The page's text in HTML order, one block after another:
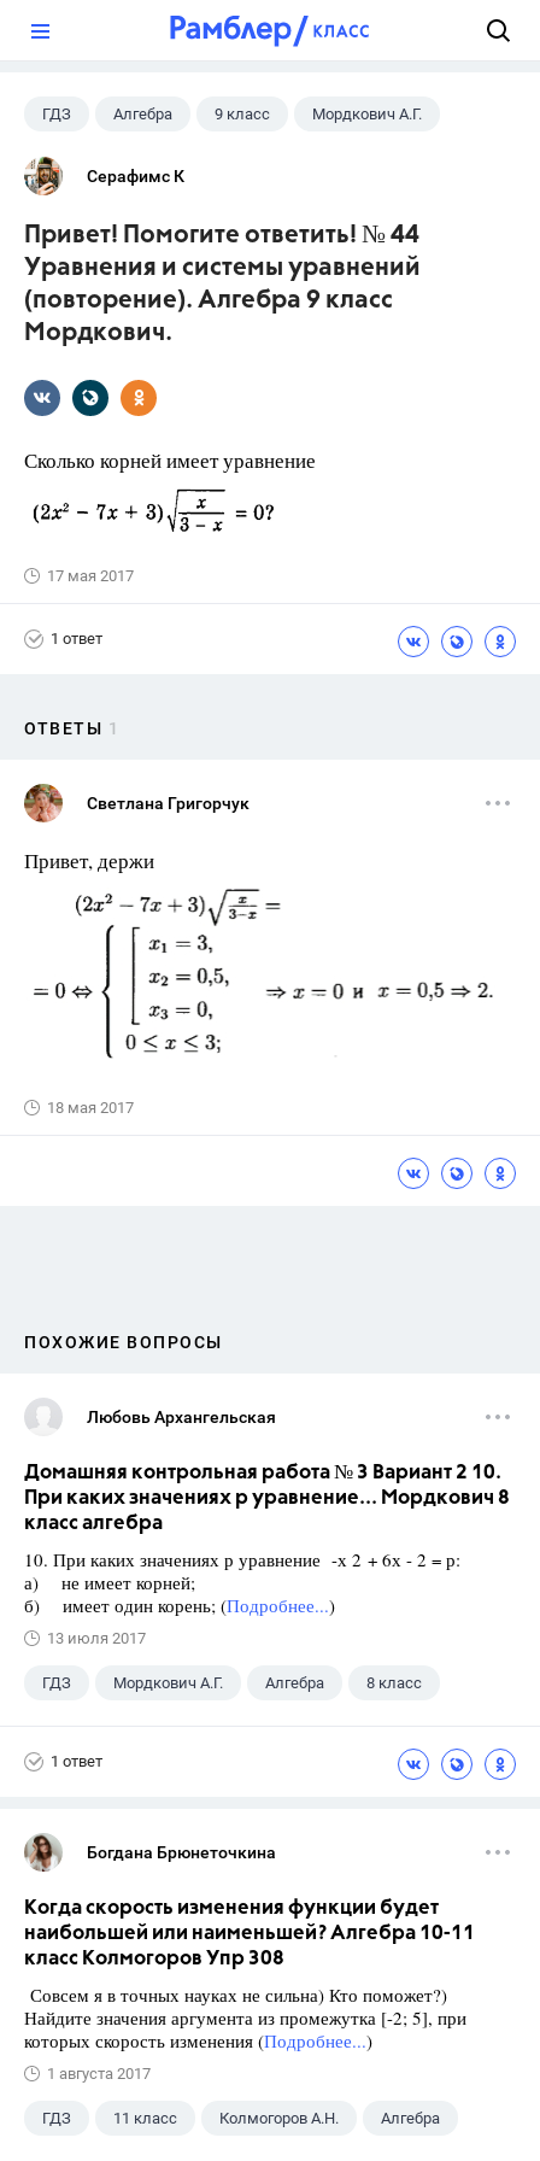
ГДЗ Алгебра 9 класс Мордкович А.Г.
Серафимс К
Привет! Помогите ответить! № 44
Уравнения и системы уравнений
(повторение). Алгебра 9 класс
Мордкович.
Сколько корней имеет уравнение
17 мая 2017
1 ответ
ОТВЕТЫ 1
Светлана Григорчук
Привет, держи
18 мая 2017
ПОХОЖИЕ ВОПРОСЫ
Любовь Архангельская
Домашняя контрольная работа № 3 Вариант 2 10.
При каких значениях р уравнение... Мордкович 8
класс алгебра
10. При каких значениях р уравнение -х 2 + 6х - 2 = р:
а) не имеет корней;
б) имеет один корень; (Подробнее...)
13 июля 2017
ГДЗ Мордкович А.Г. Алгебра 8 класс
1 ответ
Богдана Брюнеточкина
Когда скорость изменения функции будет
наибольшей или наименьшей? Алгебра 10-11
класс Колмогоров Упр 308
Совсем я в точных науках не сильна) Кто поможет?)
Найдите значения аргумента из промежутка [-2; 5], при
которых скорость изменения (Подробнее...)
1 августа 2017
ГДЗ 11 класс Колмогоров А.Н. Алгебра